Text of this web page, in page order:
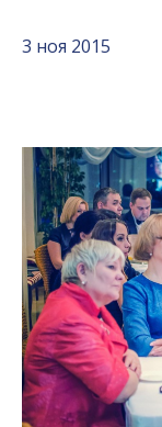
3 ноя 2015